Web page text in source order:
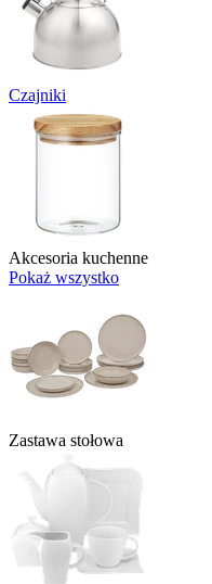
Czajniki
Akcesoria kuchenne
Pokaż wszystko
Zastawa stołowa